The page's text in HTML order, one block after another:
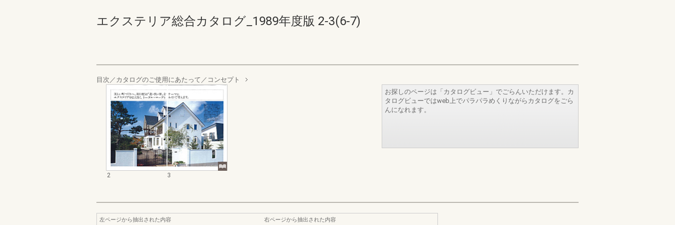
エクステリア総合カタログ_1989年度版 2-3(6-7)
目次／カタログのご使用にあたって／コンセプト
2 3
お探しのページは「カタログビュー」でごらんいただけます。カ
タログビューではweb上でパラパラめくりながらカタログをごら
んになれます。
左ページから抽出された内容
右ページから抽出された内容